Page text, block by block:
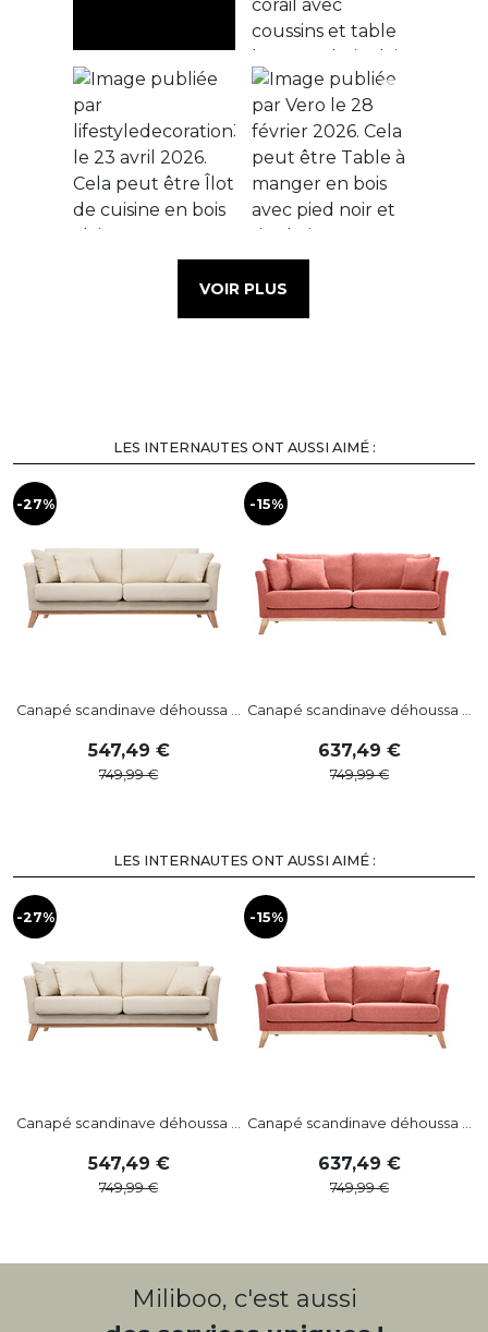
VOIR PLUS
LES INTERNAUTES ONT AUSSI AIMÉ :
-27%
Canapé scandinave déhoussa ...
547,49
749,99
-15%
Canapé scandinave déhoussa ...
637,49
749,99
LES INTERNAUTES ONT AUSSI AIMÉ :
-27%
Canapé scandinave déhoussa ...
547,49
749,99
-15%
Canapé scandinave déhoussa ...
637,49
749,99
Miliboo, c'est aussi